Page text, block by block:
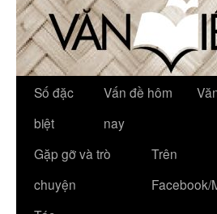
Số đặc
biệt
Vấn đề hôm
nay
Gặp gỡ và trò
chuyện
Trên
Facebook/